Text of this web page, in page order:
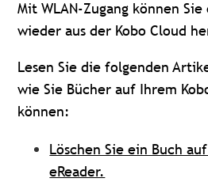
Mit WLAN-Zugang können
wieder aus der Kobo Cloud
Lesen Sie die folgenden
wie Sie Bücher auf Ihrem
können:
Löschen Sie ein Buch
eReader.